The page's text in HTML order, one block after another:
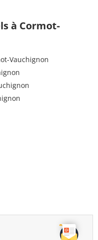
à Cormot-
Vauchignon